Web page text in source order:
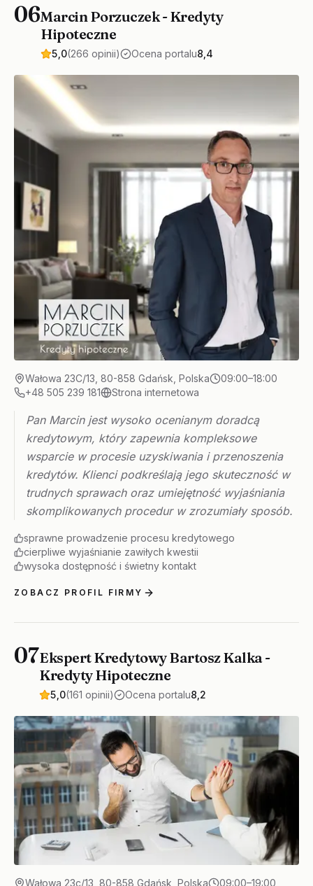
06Marcin Porzuczek - Kredyty
Hipoteczne
5,0(266 opinii) Ocena portalu8,4
Wałowa 23C/13, 80-858 Gdańsk, Polska
09:00–18:00
+48 505 239 181
Strona internetowa
Pan Marcin jest wysoko ocenianym doradcą
kredytowym, który zapewnia kompleksowe
wsparcie w procesie uzyskiwania i przenoszenia
kredytów. Klienci podkreślają jego skuteczność w
trudnych sprawach oraz umiejętność wyjaśniania
skomplikowanych procedur w zrozumiały sposób.
sprawne prowadzenie procesu kredytowego
cierpliwe wyjaśnianie zawiłych kwestii
wysoka dostępność i świetny kontakt
ZOBACZ PROFIL FIRMY
07Ekspert Kredytowy Bartosz Kalka -
Kredyty Hipoteczne
5,0(161 opinii) Ocena portalu8,2
Wałowa 23c/13, 80-858 Gdańsk, Polska 09:00–19:00